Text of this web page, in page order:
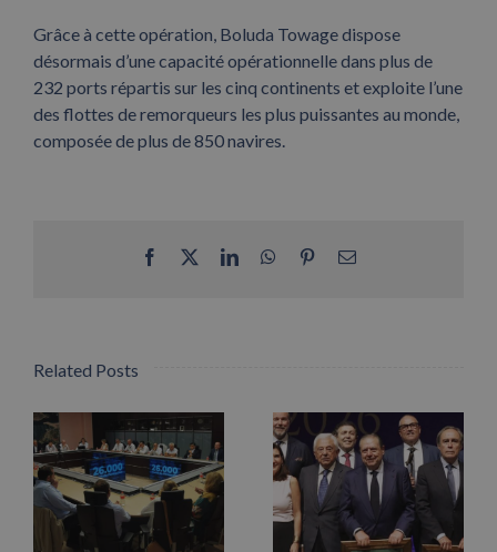
Grâce à cette opération, Boluda Towage dispose
désormais d’une capacité opérationnelle dans plus de
232 ports répartis sur les cinq continents et exploite l’une
des flottes de remorqueurs les plus puissantes au monde,
composée de plus de 850 navires.
Facebook LinkedInWhatsApp
PinterestEmail
Related Posts